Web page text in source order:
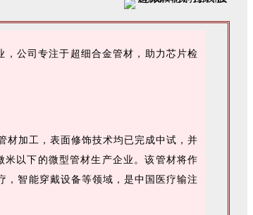
公司专注于超细合金管材，助力芯片检
加工，表面修饰技术均已完成中试，并
以下的微型管材生产企业。该管材将作
，智能穿戴设备等领域，是中国医疗输注